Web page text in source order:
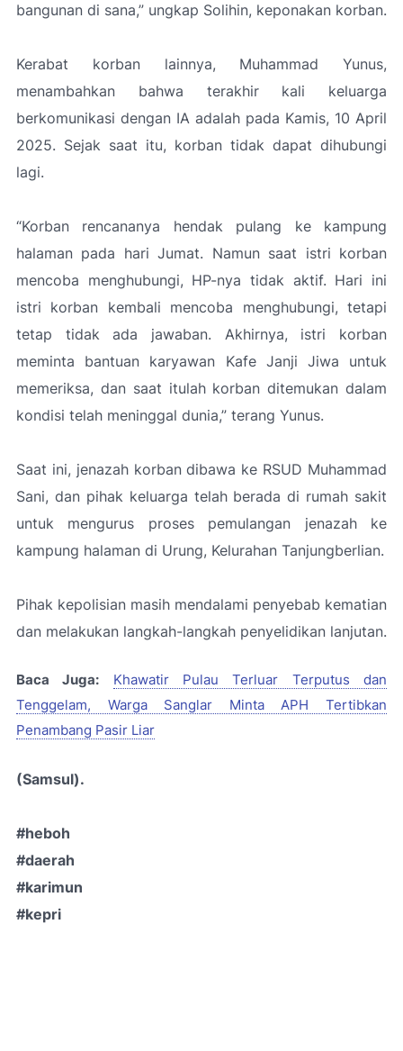
bangunan di sana,” ungkap Solihin, keponakan korban.
Kerabat korban lainnya, Muhammad Yunus,
menambahkan bahwa terakhir kali keluarga
berkomunikasi dengan IA adalah pada Kamis, 10 April
2025. Sejak saat itu, korban tidak dapat dihubungi
lagi.
“Korban rencananya hendak pulang ke kampung
halaman pada hari Jumat. Namun saat istri korban
mencoba menghubungi, HP-nya tidak aktif. Hari ini
istri korban kembali mencoba menghubungi, tetapi
tetap tidak ada jawaban. Akhirnya, istri korban
meminta bantuan karyawan Kafe Janji Jiwa untuk
memeriksa, dan saat itulah korban ditemukan dalam
kondisi telah meninggal dunia,” terang Yunus.
Saat ini, jenazah korban dibawa ke RSUD Muhammad
Sani, dan pihak keluarga telah berada di rumah sakit
untuk mengurus proses pemulangan jenazah ke
kampung halaman di Urung, Kelurahan Tanjungberlian.
Pihak kepolisian masih mendalami penyebab kematian
dan melakukan langkah-langkah penyelidikan lanjutan.
Baca Juga:
Khawatir Pulau Terluar Terputus dan
Tenggelam, Warga Sanglar Minta APH Tertibkan
Penambang Pasir Liar
(Samsul).
#heboh
#daerah
#karimun
#kepri